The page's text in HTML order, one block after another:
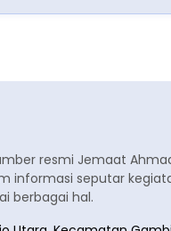
resmi Jemaat
informasi seputar
berbagai hal.